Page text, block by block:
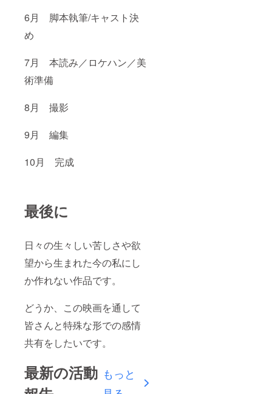
6月 脚本執筆/キャスト決
め
7月 本読み／ロケハン／美
術準備
8月 撮影
9月 編集
10月 完成
最後に
日々の生々しい苦しさや欲
望から生まれた今の私にし
か作れない作品です。
どうか、この映画を通して
皆さんと特殊な形での感情
共有をしたいです。
最新の活動 もっと